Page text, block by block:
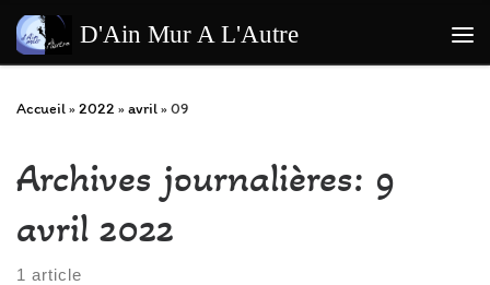
Passer au contenu
D'Ain Mur A L'Autre
Accueil»2022 »avril»09
Archives journalières: 9
avril 2022
1 article